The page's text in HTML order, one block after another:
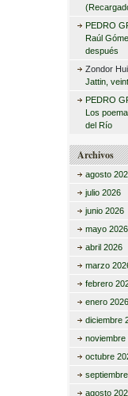
PEDRO
Raúl
después
Zondor
Jattin,
PEDRO
Los
del Río
Archivos
agosto
julio 2026
junio 2026
mayo 2026
abril 2026
marzo
febrero
enero 2026
diciembre
noviembre
octubre
agosto